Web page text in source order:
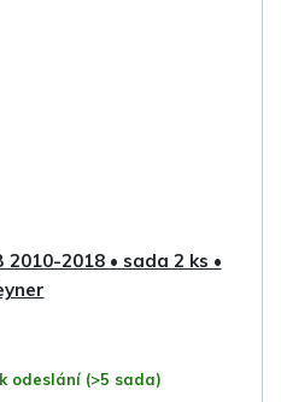
2018 • sada 2 ks •
odeslání (>5 sada)